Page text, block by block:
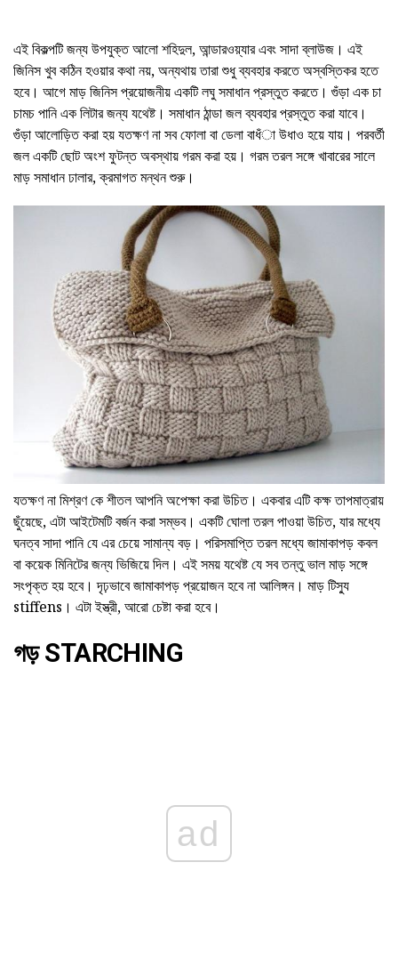
এই বিকল্পটি জন্য উপযুক্ত আলো শহিদুল, আন্ডারওয়্যার এবং সাদা ব্লাউজ। এই
জিনিস খুব কঠিন হওয়ার কথা নয়, অন্যথায় তারা শুধু ব্যবহার করতে অস্বস্তিকর হতে
হবে। আগে মাড় জিনিস প্রয়োজনীয় একটি লঘু সমাধান প্রস্তুত করতে। গুঁড়া এক চা
চামচ পানি এক লিটার জন্য যথেষ্ট। সমাধান ঠান্ডা জল ব্যবহার প্রস্তুত করা যাবে।
গুঁড়া আলোড়িত করা হয় যতক্ষণ না সব ফোলা বা ডেলা বাধঁা উধাও হয়ে যায়। পরবর্তী
জল একটি ছোট অংশ ফুটন্ত অবস্থায় গরম করা হয়। গরম তরল সঙ্গে খাবারের সালে
মাড় সমাধান ঢালার, ক্রমাগত মন্থন শুরু।
যতক্ষণ না মিশ্রণ কে শীতল আপনি অপেক্ষা করা উচিত। একবার এটি কক্ষ তাপমাত্রায়
ছুঁয়েছে, এটা আইটেমটি বর্জন করা সম্ভব। একটি ঘোলা তরল পাওয়া উচিত, যার মধ্যে
ঘনত্ব সাদা পানি যে এর চেয়ে সামান্য বড়। পরিসমাপ্তি তরল মধ্যে জামাকাপড় কবল
বা কয়েক মিনিটের জন্য ভিজিয়ে দিল। এই সময় যথেষ্ট যে সব তন্তু ভাল মাড় সঙ্গে
সংপৃক্ত হয় হবে। দৃঢ়ভাবে জামাকাপড় প্রয়োজন হবে না আলিঙ্গন। মাড় টিস্যু
stiffens। এটা ইস্ত্রী, আরো চেষ্টা করা হবে।
গড় STARCHING
ad